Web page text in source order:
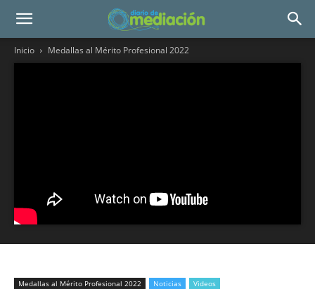
Inicio Medallas al Mérito Profesional 2022
Medallas al Mérito Profesional 2022 Noticias Videos